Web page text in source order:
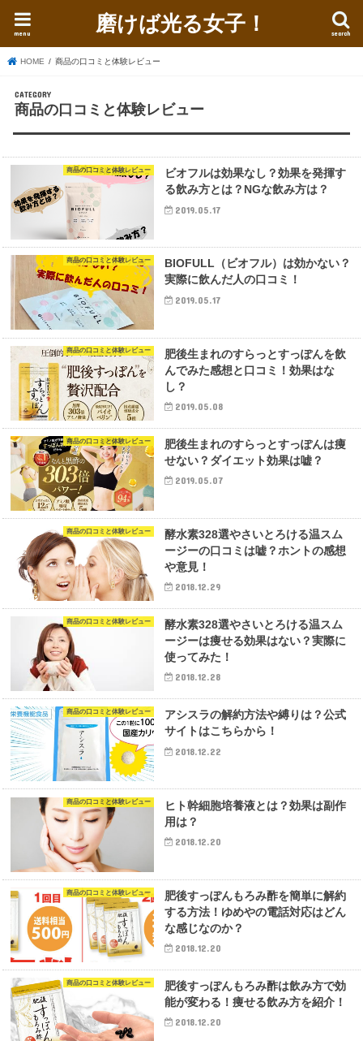
磨けば光る女子！ search
menu
HOME 商品の口コミと体験レビュー
商品の口コミと体験レビュー
商品の口コミと体験レビュー
ビオフルは効果なし？効果を発揮す
る飲み方とは？NGな飲み方は？
2019.05.17
商品の口コミと体験レビュー
BIOFULL（ビオフル）は効かない？
実際に飲んだ人の口コミ！
2019.05.17
商品の口コミと体験レビュー
肥後生まれのすらっとすっぽんを飲
んでみた感想と口コミ！効果はな
し？
2019.05.08
商品の口コミと体験レビュー
肥後生まれのすらっとすっぽんは痩
せない？ダイエット効果は嘘？
2019.05.07
商品の口コミと体験レビュー
酵水素328選やさいとろける温スム
ージーの口コミは嘘？ホントの感想
や意見！
2018.12.29
商品の口コミと体験レビュー
酵水素328選やさいとろける温スム
ージーは痩せる効果はない？実際に
使ってみた！
2018.12.28
商品の口コミと体験レビュー
​アシスラの解約方法や縛りは？公式
サイトはこちらから！
2018.12.22
商品の口コミと体験レビュー
ヒト幹細胞培養液とは？効果は副作
用は？
2018.12.20
商品の口コミと体験レビュー
肥後すっぽんもろみ酢を簡単に解約
する方法！ゆめやの電話対応はどん
な感じなのか？
2018.12.20
商品の口コミと体験レビュー
肥後すっぽんもろみ酢は飲み方で効
能が変わる！痩せる飲み方を紹介！
2018.12.20